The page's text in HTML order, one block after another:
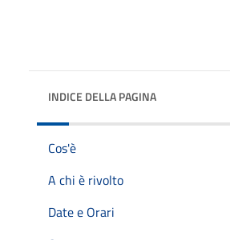
INDICE DELLA PAGINA
Cos'è
A chi è rivolto
Date e Orari